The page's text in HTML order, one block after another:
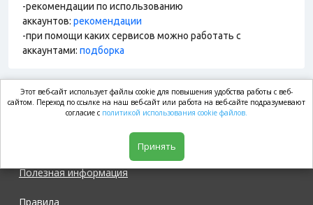
-рекомендации по использованию
аккаунтов: рекомендации
-при помощи каких сервисов можно работать с
аккаунтами: подборка
market.com
Полезная информация
Правила
Этот веб-сайт использует файлы cookie для повышения удобства работы с веб-
сайтом. Переход по ссылке на наш веб-сайт или работа на веб-сайте подразумевают
согласие с политикой использования cookie файлов.
Принять